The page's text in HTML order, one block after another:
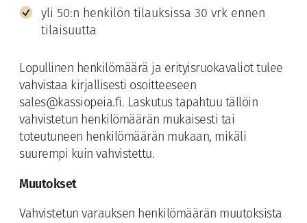
yli 50:n henkilön tilauksissa 30 vrk ennen
tilaisuutta
Lopullinen henkilömäärä ja erityisruokavaliot tulee
vahvistaa kirjallisesti osoitteeseen
sales@kassiopeia.fi. Laskutus tapahtuu tällöin
vahvistetun henkilömäärän mukaisesti tai
toteutuneen henkilömäärän mukaan, mikäli
suurempi kuin vahvistettu.
Muutokset
Vahvistetun varauksen henkilömäärän muutoksista